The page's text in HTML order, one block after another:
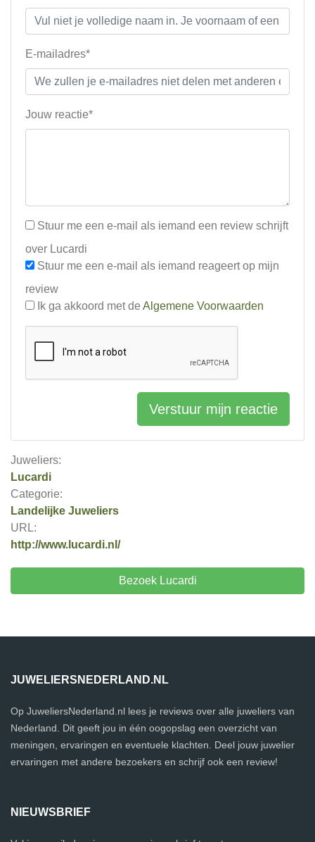
Juweliers:
Lucardi
Categorie:
Landelijke Juweliers
URL:
http://www.lucardi.nl/
Bezoek Lucardi
E-mailadres*
Jouw reactie*
Stuur me een e-mail als iemand een review schrijft
over Lucardi
Stuur me een e-mail als iemand reageert op mijn
review
Ik ga akkoord met de Algemene Voorwaarden
Verstuur mijn reactie
JUWELIERSNEDERLAND.NL
Op JuweliersNederland.nl lees je reviews over alle juweliers van
Nederland. Dit geeft jou in één oogopslag een overzicht van
meningen, ervaringen en eventuele klachten. Deel jouw juwelier
ervaringen met andere bezoekers en schrijf ook een review!
NIEUWSBRIEF